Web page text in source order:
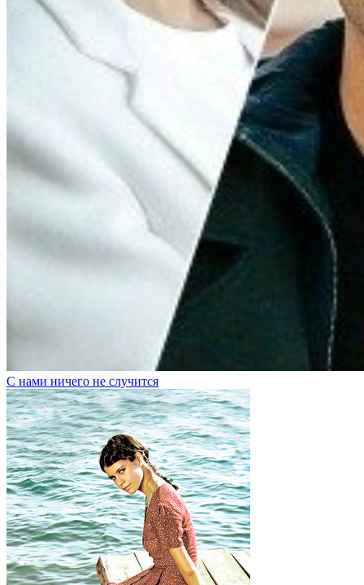
С нами ничего не случится